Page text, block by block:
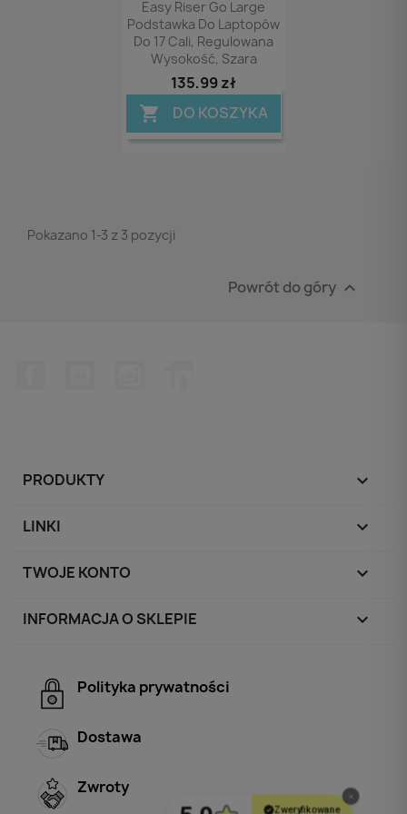
Easy Riser Go Large
Podstawka Do Laptopów
Do 17 Cali, Regulowana
Wysokość, Szara
135,99 zł
 DO KOSZYKA
Pokazano 1-3 z 3 pozycji
Powrót do góry 
PRODUKTY 
LINKI 
TWOJE KONTO 
INFORMACJA O SKLEPIE keyboard_arrow_down
Polityka prywatności
Dostawa
Zwroty